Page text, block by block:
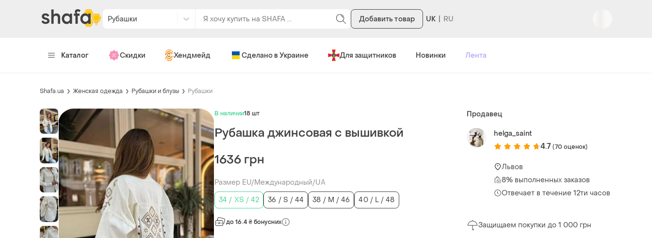
Рубашки Добавить товар UK
Каталог Скидки Хендмейд Сделано в Украине Для защитников Новинки Лента
Shafa.ua Женская одежда Рубашки и блузы Рубашки
В наличии18 шт
Рубашка джинсовая с вышивкой
1636 грн
Размер EU/Международный/UA
34 / XS / 42
36 / S / 44 38 / M / 46 40 / L / 48
до 16.4 ₴ бонусних
Продавец
helga_saint
4.7 (70 оценок)
Львов
8% выполненных заказов
Отвечает в течение 12ти часов
Защищаем покупки до 1 000 грн